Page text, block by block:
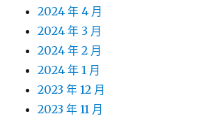
2024 年 4 月
2024 年 3 月
2024 年 2 月
2024 年 1 月
2023 年 12 月
2023 年 11 月